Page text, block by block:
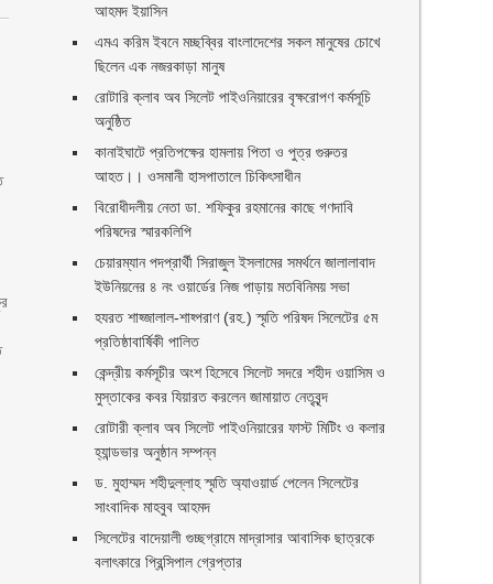
আহমদ ইয়াসিন
এমএ করিম ইবনে মচ্ছব্বির বাংলাদেশের সকল মানুষের চোখে
ছিলেন এক নজরকাড়া মানুষ ‎
রোটারি ক্লাব অব সিলেট পাইওনিয়ারের বৃক্ষরোপণ কর্মসূচি
অনুষ্ঠিত
কানাইঘাটে প্রতিপক্ষের হামলায় পিতা ও পুত্র গুরুতর
আহত।। ওসমানী হাসপাতালে চিকিৎসাধীন
বিরোধীদলীয় নেতা ডা. শফিকুর রহমানের কাছে গণদাবি
পরিষদের স্মারকলিপি ‎
চেয়ারম্যান পদপ্রার্থী সিরাজুল ইসলামের সমর্থনে জালালাবাদ
ইউনিয়নের ৪ নং ওয়ার্ডের নিজ পাড়ায় মতবিনিময় সভা
হযরত শাহ্জালাল-শাহ্পরাণ (রহ.) স্মৃতি পরিষদ সিলেটের ৫ম
প্রতিষ্ঠাবার্ষিকী পালিত ‎​
কেন্দ্রীয় কর্মসূচীর অংশ হিসেবে সিলেট সদরে শহীদ ওয়াসিম ও
মুস্তাকের কবর যিয়ারত করলেন জামায়াত নেতৃবৃন্দ ‎
রোটারী ক্লাব অব সিলেট পাইওনিয়ারের ফাস্ট মিটিং ও কলার
হ্যান্ডভার অনুষ্ঠান সম্পন্ন
ড. মুহাম্মদ শহীদুল্লাহ স্মৃতি অ্যাওয়ার্ড পেলেন সিলেটের
সাংবাদিক মাহবুব আহমদ
সিলেটের বাদেয়ালী গুচ্ছগ্রামে মাদ্রাসার আবাসিক ছাত্রকে
বলাৎকারে প্রিন্সিপাল গ্রেপ্তার ‎